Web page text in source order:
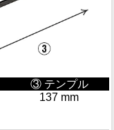
③ テンプル
137 mm